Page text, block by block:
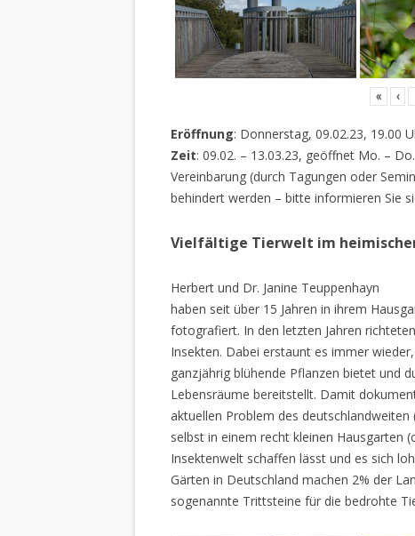
« ‹
Eröffnung: Donnerstag, 09.02.23, 19.00
Zeit: 09.02. – 13.03.23, geöffnet Mo. –
Vereinbarung (durch Tagungen oder
behindert werden – bitte informieren Sie
Vielfältige Tierwelt im
Herbert und Dr. Janine Teuppenhayn
haben seit über 15 Jahren in ihrem
fotografiert. In den letzten Jahren
Insekten. Dabei erstaunt es immer
ganzjährig blühende Pflanzen bietet und
Lebensräume bereitstellt. Damit
aktuellen Problem des
selbst in einem recht kleinen Hausgarten
Insektenwelt schaffen lässt und es sich
Gärten in Deutschland machen 2% der
sogenannte Trittsteine für die bedrohte